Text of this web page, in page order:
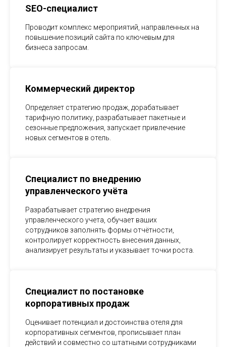
SEO-специалист
Проводит комплекс мероприятий, направленных на
повышение позиций сайта по ключевым для
бизнеса запросам.
Коммерческий директор
Определяет стратегию продаж, дорабатывает
тарифную политику, разрабатывает пакетные и
сезонные предложения, запускает привлечение
новых сегментов в отель.
Специалист по внедрению
управленческого учёта
Разрабатывает стратегию внедрения
управленческого учета, обучает ваших
сотрудников заполнять формы отчётности,
контролирует корректность внесения данных,
анализирует результаты и указывает точки роста.
Специалист по постановке
корпоративных продаж
Оценивает потенциал и достоинства отеля для
корпоративных сегментов, прописывает план
действий и совместно со штатными сотрудниками